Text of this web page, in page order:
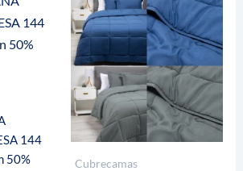
opciones
pueden
elegir
se
la
144
50%
Cubrecamas